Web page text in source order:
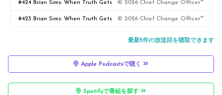
Actually Work—Part Two
Logic—Building Businesses That
Actually Work—Part One
#424 Brian Sims: When Truth Gets
Political — Part Two
© 2026 Chief Change Officer™
#423 Brian Sims: When Truth Gets © 2026 Chief Change Officer™
最新5件の放送回を聴取できます
Apple Podcastsで聴く
Spotifyで番組を探す